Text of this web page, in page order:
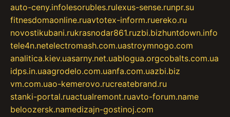
auto-ceny.infolesorubles.rulexus-sense.runpr.su
fitnesdomaonline.ruavtotex-inform.ruereko.ru
novostikubani.rukrasnodar861.ruzbi.bizhuntdown.info
tele4n.netelectromash.com.uastroymnogo.com
analitica.kiev.uasarny.net.uablogua.orgcobalts.com.ua
idps.in.uaagrodelo.com.uanfa.com.uazbi.biz
vm.com.uao-kemerovo.rucreatebrand.ru
stanki-portal.ruactualremont.ruavto-forum.name
beloozersk.namedizajn-gostinoj.com